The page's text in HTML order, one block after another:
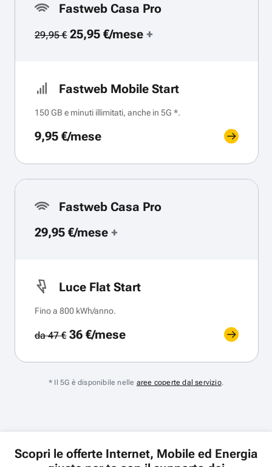
Fastweb Casa Pro
29,95 €25,95 €/mese+
Fastweb Mobile Start
150 GB e minuti illimitati, anche in 5G *.
9,95 €/mese
Fastweb Casa Pro
29,95 €/mese +
Luce Flat Start
Fino a 800 kWh/anno.
da 47 €36 €/mese
* Il 5G è disponibile nelle aree coperte dal servizio.
Scopri le offerte Internet, Mobile ed Energia